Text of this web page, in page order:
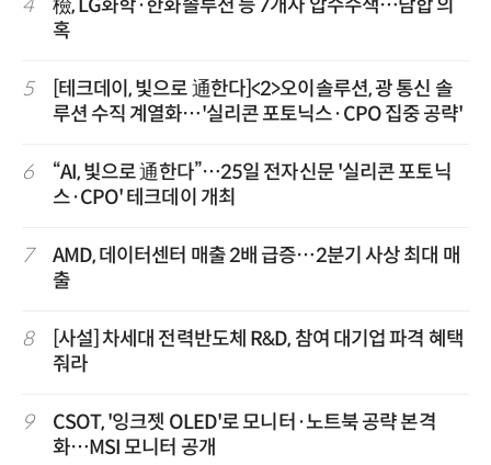
4
檢, LG화학·한화솔루션 등 7개사 압수수색…담합 의
혹
5
[테크데이, 빛으로 通한다]<2>오이솔루션, 광 통신 솔
루션 수직 계열화…'실리콘 포토닉스·CPO 집중 공략'
6
“AI, 빛으로 通한다”…25일 전자신문 '실리콘 포토닉
스·CPO' 테크데이 개최
7
AMD, 데이터센터 매출 2배 급증…2분기 사상 최대 매
출
8
[사설] 차세대 전력반도체 R&D, 참여 대기업 파격 혜택
줘라
9
CSOT, '잉크젯 OLED'로 모니터·노트북 공략 본격
화…MSI 모니터 공개